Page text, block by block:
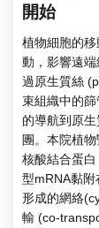
開始
植物細胞的
動，影響遠
過原生質絲
束組織中的
的導航到原
團。本院植
核酸結合蛋
型mRNA黏
形成的網絡
輸 (co-